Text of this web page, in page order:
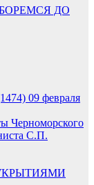
ДО
09 февраля
Черноморского
С.П.